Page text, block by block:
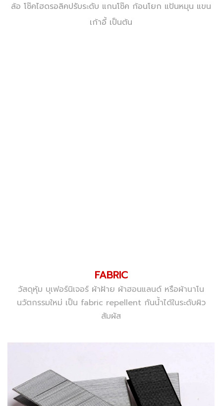
ล้อ โช๊คไฮดรอลิคปรับระดับ แกนโช๊ค ก้อนโยก แป้นหมุน แขน
เก้าอี้ เป็นต้น
FABRIC
วัสดุหุ้ม บุเฟอร์นิเจอร์ ผ้าฝ้าย ผ้าฮอนแลนด์ หรือผ้านาโน
นวัตกรรมใหม่ เป็น fabric repellent กันน้ำได้ในระดับผิว
สัมผัส